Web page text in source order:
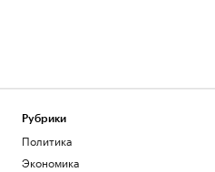
Рубрики
Политика
Экономика